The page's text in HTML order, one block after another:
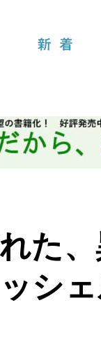
た
シ